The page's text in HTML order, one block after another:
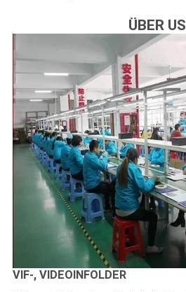
ÜBER US
VIF-, VIDEOINFOLDER